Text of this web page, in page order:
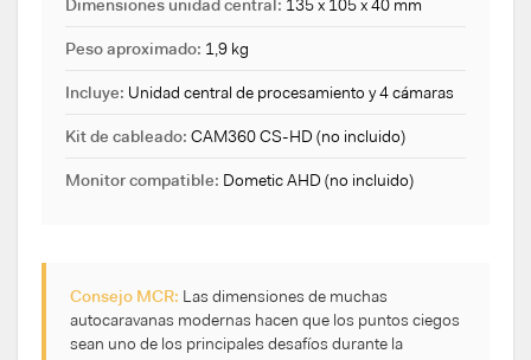
Peso aproximado: 1,9 kg
Incluye: Unidad central de procesamiento y 4 cámaras
Kit de cableado: CAM360 CS-HD (no incluido)
Monitor compatible: Dometic AHD (no incluido)
Consejo MCR: Las dimensiones de muchas
autocaravanas modernas hacen que los puntos ciegos
sean uno de los principales desafíos durante la